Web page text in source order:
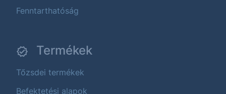
Fenntarthatóság
Termékek
Tőzsdei termékek
Befektetési alapok